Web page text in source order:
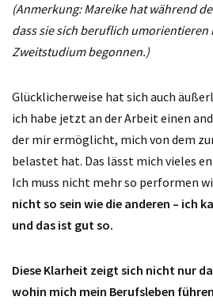
(Anmerkung: Mareike hat während
dass sie sich beruflich umorientieren
Zweitstudium begonnen.)
Glücklicherweise hat sich auch
ich habe jetzt an der Arbeit einen
der mir ermöglicht, mich von dem
belastet hat. Das lässt mich vieles
Ich muss nicht mehr so performen
nicht so sein wie die anderen – ich
und das ist gut so.
Diese Klarheit zeigt sich nicht nur
wohin mich mein Berufsleben